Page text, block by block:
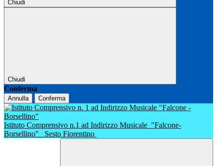
Chiudi
Chiudi
Conferma
Annulla Conferma
Istituto Comprensivo n.1 ad Indirizzo Musicale "Falcone-
Borsellino"
Sesto Fiorentino